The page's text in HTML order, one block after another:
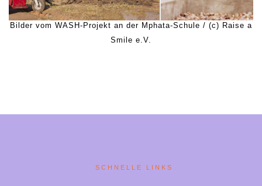
Bilder vom WASH-Projekt an der Mphata-Schule / (c) Raise a
Smile e.V.
SCHNELLE LINKS